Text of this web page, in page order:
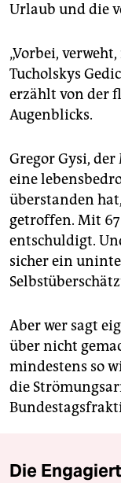
Urlaub und die
„Vorbei,
Tucholskys
erzählt von der
Augenblicks.
Gregor Gysi,
eine
überstanden
getroffen. Mit
entschuldigt.
sicher ein
Aber wer sagt
über nicht
mindestens so
die
Die